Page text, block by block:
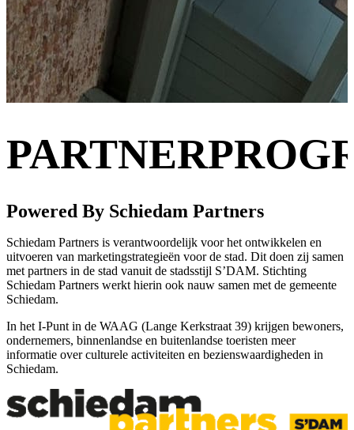
Powered By Schiedam Partners
Schiedam Partners is verantwoordelijk voor het ontwikkelen en
uitvoeren van marketingstrategieën voor de stad. Dit doen zij samen
met partners in de stad vanuit de stadsstijl S’DAM. Stichting
Schiedam Partners werkt hierin ook nauw samen met de gemeente
Schiedam.
In het I-Punt in de WAAG (Lange Kerkstraat 39) krijgen bewoners,
ondernemers, binnenlandse en buitenlandse toeristen meer
informatie over culturele activiteiten en bezienswaardigheden in
Schiedam.